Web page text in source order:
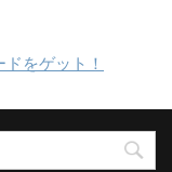
をゲット！